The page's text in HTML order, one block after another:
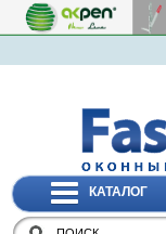
КАТАЛОГ